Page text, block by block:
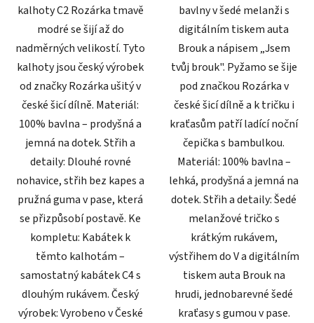
kalhoty C2 Rozárka tmavě
modré se šijí až do
nadměrných velikostí. Tyto
kalhoty jsou český výrobek
od značky Rozárka ušitý v
české šicí dílně. Materiál:
100% bavlna – prodyšná a
jemná na dotek. Střih a
detaily: Dlouhé rovné
nohavice, střih bez kapes a
pružná guma v pase, která
se přizpůsobí postavě. Ke
kompletu: Kabátek k
těmto kalhotám –
samostatný kabátek C4 s
dlouhým rukávem. Český
výrobek: Vyrobeno v České
bavlny v šedé melanži s
digitálním tiskem auta
Brouk a nápisem „Jsem
tvůj brouk". Pyžamo se šije
pod značkou Rozárka v
české šicí dílně a k tričku i
kraťasům patří ladící noční
čepička s bambulkou.
Materiál: 100% bavlna –
lehká, prodyšná a jemná na
dotek. Střih a detaily: Šedé
melanžové tričko s
krátkým rukávem,
výstřihem do V a digitálním
tiskem auta Brouk na
hrudi, jednobarevné šedé
kraťasy s gumou v pase.